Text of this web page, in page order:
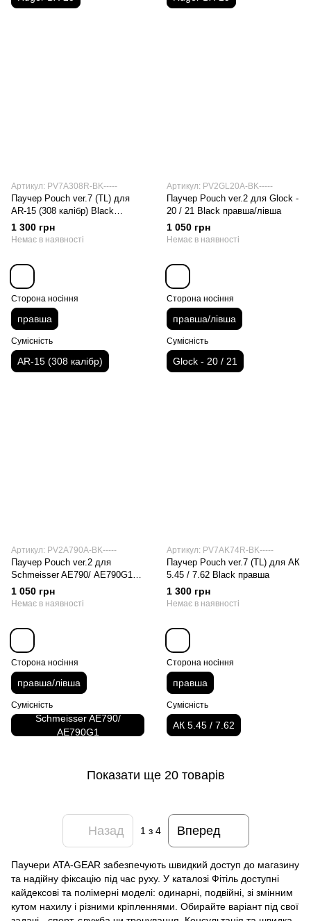
Артикул: PV7A308R-BK-----
Паучер Pouch ver.7 (TL) для
AR-15 (308 калібр) Black
правша
1 300 грн
Немає в наявності
Сторона носіння
правша
Сумісність
AR-15 (308 калібр)
Артикул: PV2GL20A-BK-----
Паучер Pouch ver.2 для Glock -
20 / 21 Black правша/лівша
1 050 грн
Немає в наявності
Сторона носіння
правша/лівша
Сумісність
Glock - 20 / 21
Артикул: PV2A790A-BK-----
Паучер Pouch ver.2 для
Schmeisser AE790/ АЕ790G1
Black правша/лівша
1 050 грн
Немає в наявності
Сторона носіння
правша/лівша
Сумісність
Schmeisser AE790/
АЕ790G1
Артикул: PV7AK74R-BK-----
Паучер Pouch ver.7 (TL) для АК
5.45 / 7.62 Black правша
1 300 грн
Немає в наявності
Сторона носіння
правша
Сумісність
АК 5.45 / 7.62
Показати ще 20 товарів
Назад 1 з 4 Вперед
Паучери ATA-GEAR забезпечують швидкий доступ до магазину
та надійну фіксацію під час руху. У каталозі Фітіль доступні
кайдексові та полімерні моделі: одинарні, подвійні, зі змінним
кутом нахилу і різними кріпленнями. Обирайте варіант під свої